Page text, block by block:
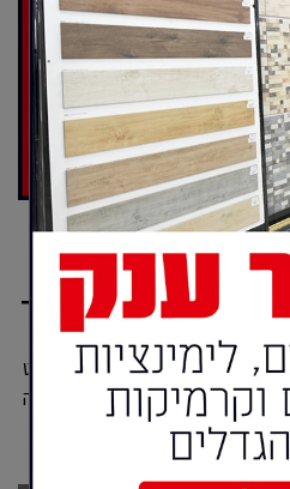
בגלל שהצליחו: הסיפור
ומסעדת הלב הרחב
אילת בסמוך למסעדת הקאלט
במרכז סולל בונה ותוהים מה קרה
המקום שבמשך כמעט
מהנוף העי...